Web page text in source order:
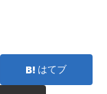
はてブ